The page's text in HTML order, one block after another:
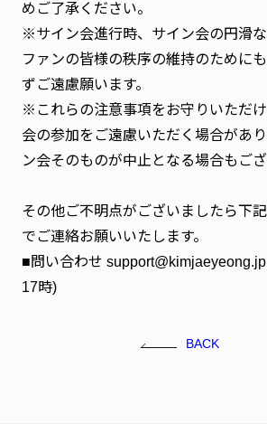
めご了承ください。
※サイン会進行時、サイン会の円滑な
ファンの皆様の秩序の維持のために
ずご遠慮願います。
※これらの注意事項をお守りいただ
会の参加をご遠慮いただく場合があ
ン会そのものが中止となる場合もご
その他ご不明点がございましたら下
でご連絡お願いいたします。
■問い合わせ support@kimjaeyeong.jp
17時)
BACK